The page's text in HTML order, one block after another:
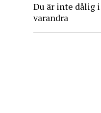
Du är inte dålig
varandra